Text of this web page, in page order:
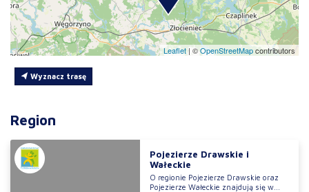
Leaflet | ©OpenStreetMapcontributors
Wyznacz trasę
Region
Pojezierze Drawskie i
Wałeckie
O regionie Pojezierze Drawskie oraz
Pojezierze Wałeckie znajdują się w...